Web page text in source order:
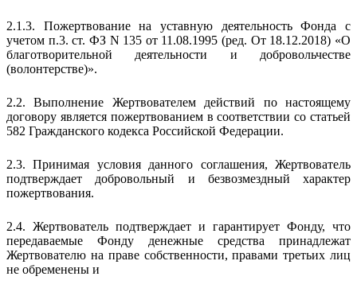
2.1.3. Пожертвование на уставную деятельность Фонда с
учетом п.3. ст. ФЗ N 135 от 11.08.1995 (ред. От 18.12.2018) «О
благотворительной деятельности и добровольчестве
(волонтерстве)».
2.2. Выполнение Жертвователем действий по настоящему
договору является пожертвованием в соответствии со статьей
582 Гражданского кодекса Российской Федерации.
2.3. Принимая условия данного соглашения, Жертвователь
подтверждает добровольный и безвозмездный характер
пожертвования.
2.4. Жертвователь подтверждает и гарантирует Фонду, что
передаваемые Фонду денежные средства принадлежат
Жертвователю на праве собственности, правами третьих лиц
не обременены и